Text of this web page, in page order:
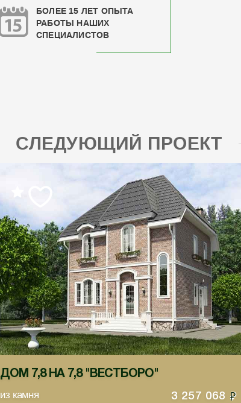
БОЛЕЕ 15 ЛЕТ ОПЫТА
РАБОТЫ НАШИХ
СПЕЦИАЛИСТОВ
СЛЕДУЮЩИЙ ПРОЕКТ
ДОМ 7,8 НА 7,8 "ВЕСТБОРО"
из камня 3 257 068